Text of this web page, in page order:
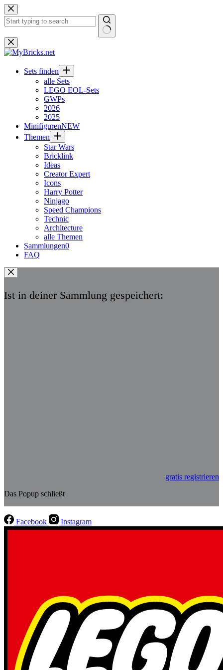
Zum
Inhalt
springen
Keine
Ergebnisse
Sets finden
alle Sets
LEGO EOL-Sets
GWPs
2026
2025
MinifigurenNEW
Themen
Star Wars
Bricklink
Ideas
Creator Expert
Icons
Harry Potter
Ninjago
Speed Champions
Technic
Architecture
alle Themen
Sammlungen0
FAQ
Ist in deiner Sammlung gespeichert:
gratis registrieren
Das Popup schließt
Facebook Instagram